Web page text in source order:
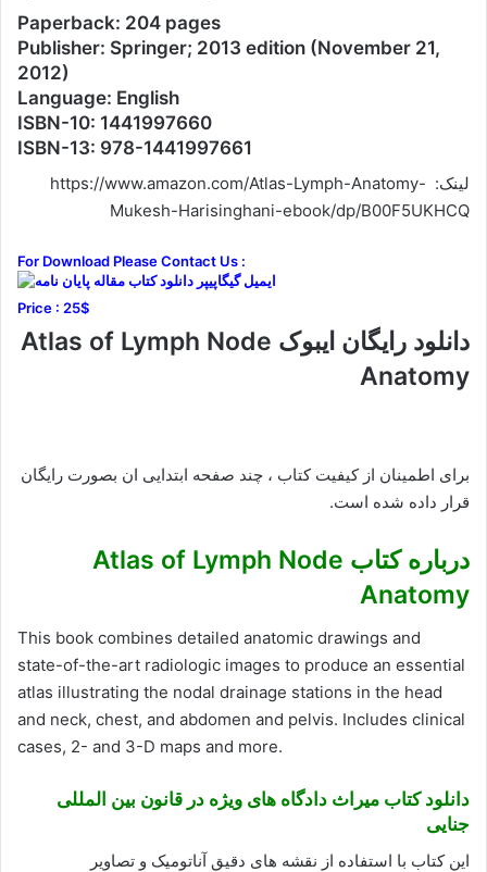
Paperback: 204 pages
Publisher: Springer; 2013 edition (November 21,
2012)
Language: English
ISBN-10: 1441997660
ISBN-13: 978-1441997661
لینک: https://www.amazon.com/Atlas-Lymph-Anatomy-
Mukesh-Harisinghani-ebook/dp/B00F5UKHCQ
For Download Please Contact Us :
Price : 25$
دانلود رایگان ایبوک Atlas of Lymph Node
Anatomy
برای اطمینان از کیفیت کتاب ، چند صفحه ابتدایی ان بصورت رایگان
قرار داده شده است.
درباره کتاب Atlas of Lymph Node
Anatomy
This book combines detailed anatomic drawings and
state-of-the-art radiologic images to produce an essential
atlas illustrating the nodal drainage stations in the head
and neck, chest, and abdomen and pelvis. Includes clinical
cases, 2- and 3-D maps and more.
دانلود کتاب میراث دادگاه های ویژه در قانون بین المللی
جنایی
این کتاب با استفاده از نقشه های دقیق آناتومیک و تصاویر